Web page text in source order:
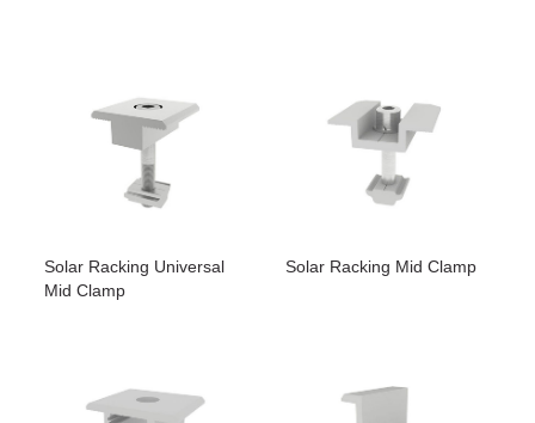
Solar Racking Universal
Mid Clamp
Solar Racking Mid Clamp